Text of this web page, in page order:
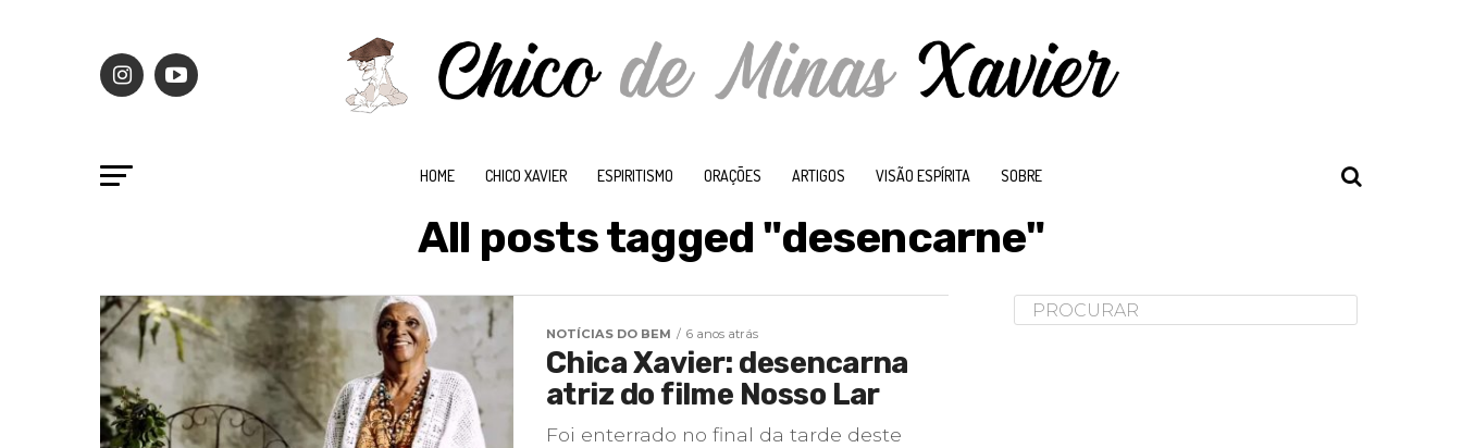
HOME CHICO XAVIER ESPIRITISMO ORAÇÕES ARTIGOS VISÃO ESPÍRITA SOBRE
All posts tagged "desencarne"
NOTÍCIAS DO BEM 6 anos atrás
Chica Xavier: desencarna
atriz do filme Nosso Lar
Foi enterrado no final da tarde deste